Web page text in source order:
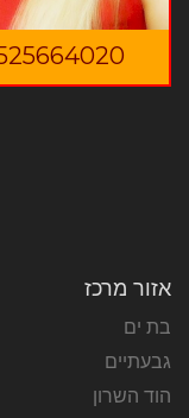
אזור מרכז
בת ים
גבעתיים
הוד השרון